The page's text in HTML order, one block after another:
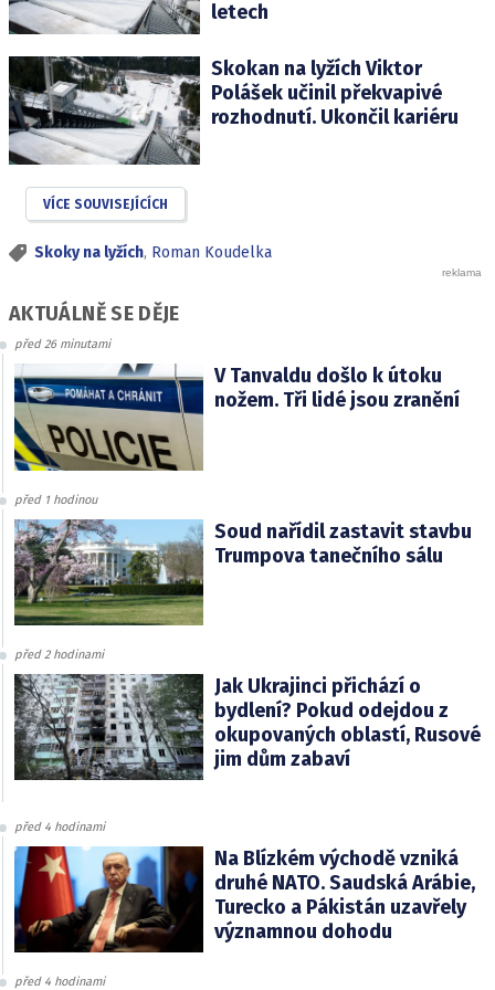
letech
Skokan na lyžích Viktor
Polášek učinil překvapivé
rozhodnutí. Ukončil kariéru
VÍCE SOUVISEJÍCÍCH
Skoky na lyžích, Roman Koudelka
AKTUÁLNĚ SE DĚJE
před 26 minutami
V Tanvaldu došlo k útoku
nožem. Tři lidé jsou zranění
před 1 hodinou
Soud nařídil zastavit stavbu
Trumpova tanečního sálu
před 2 hodinami
Jak Ukrajinci přichází o
bydlení? Pokud odejdou z
okupovaných oblastí, Rusové
jim dům zabaví
před 4 hodinami
Na Blízkém východě vzniká
druhé NATO. Saudská Arábie,
Turecko a Pákistán uzavřely
významnou dohodu
před 4 hodinami